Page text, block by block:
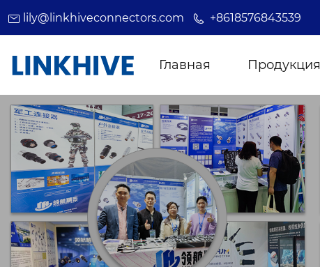
lily@linkhiveconnectors.com +8618576843539
Главная Продукция